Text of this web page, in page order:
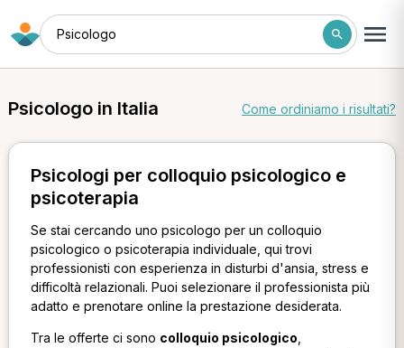
Psicologo
Psicologo in Italia Come ordiniamo i risultati?
Psicologi per colloquio psicologico e
psicoterapia
Se stai cercando uno psicologo per un colloquio
psicologico o psicoterapia individuale, qui trovi
professionisti con esperienza in disturbi d'ansia, stress e
difficoltà relazionali. Puoi selezionare il professionista più
adatto e prenotare online la prestazione desiderata.
Tra le offerte ci sono colloquio psicologico